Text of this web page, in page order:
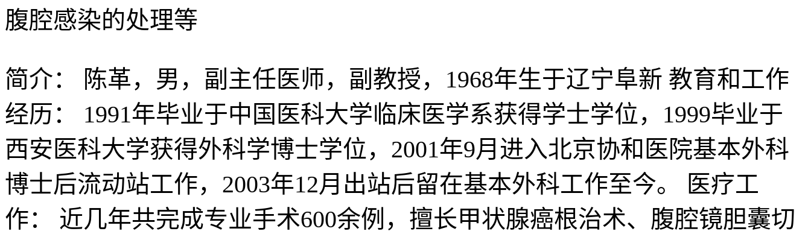
腹腔感染的处理等
简介：
陈革，男，副主任医师，副教授，1968年生于辽宁阜新 教育和工作
经历： 1991年毕业于中国医科大学临床医学系获得学士学位，1999毕业于
西安医科大学获得外科学博士学位，2001年9月进入北京协和医院基本外科
博士后流动站工作，2003年12月出站后留在基本外科工作至今。 医疗工
作： 近几年共完成专业手术600余例，擅长甲状腺癌根治术、腹腔镜胆囊切